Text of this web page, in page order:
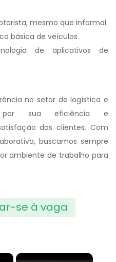
mesmo que informal.
básica de veículos.
de aplicativos de
no setor de logística e
por sua eficiência e
dos clientes. Com
buscamos sempre
ambiente de trabalho para
se à vaga
×